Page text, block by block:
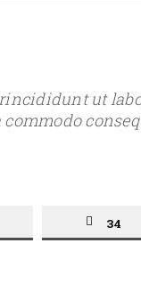
ut
34